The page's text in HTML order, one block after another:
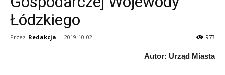
Łódzkiego
Przez Redakcja - 2019-10-02 973
Autor: Urząd Miasta